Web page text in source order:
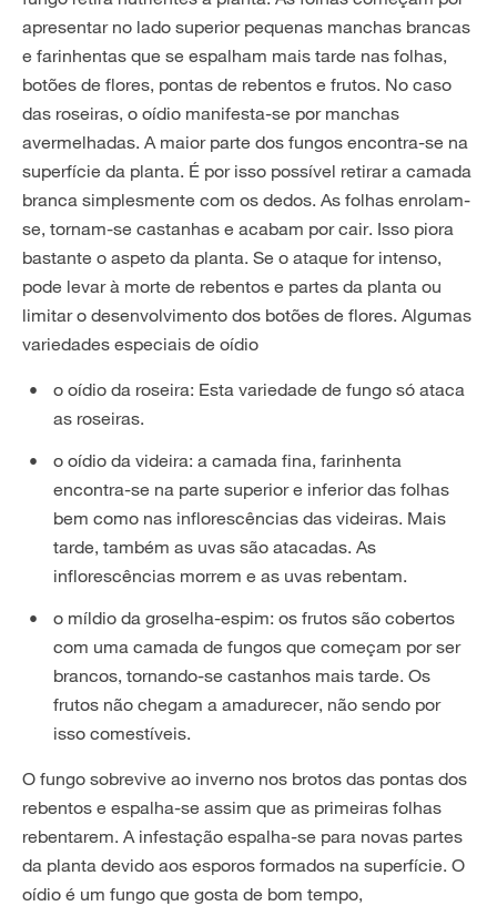
apresentar no lado superior pequenas manchas brancas
e farinhentas que se espalham mais tarde nas folhas,
botões de flores, pontas de rebentos e frutos. No caso
das roseiras, o oídio manifesta-se por manchas
avermelhadas. A maior parte dos fungos encontra-se na
superfície da planta. É por isso possível retirar a camada
branca simplesmente com os dedos. As folhas enrolam-
se, tornam-se castanhas e acabam por cair. Isso piora
bastante o aspeto da planta. Se o ataque for intenso,
pode levar à morte de rebentos e partes da planta ou
limitar o desenvolvimento dos botões de flores. Algumas
variedades especiais de oídio
o oídio da roseira: Esta variedade de fungo só ataca
as roseiras.
o oídio da videira: a camada fina, farinhenta
encontra-se na parte superior e inferior das folhas
bem como nas inflorescências das videiras. Mais
tarde, também as uvas são atacadas. As
inflorescências morrem e as uvas rebentam.
o míldio da groselha-espim: os frutos são cobertos
com uma camada de fungos que começam por ser
brancos, tornando-se castanhos mais tarde. Os
frutos não chegam a amadurecer, não sendo por
isso comestíveis.
O fungo sobrevive ao inverno nos brotos das pontas dos
rebentos e espalha-se assim que as primeiras folhas
rebentarem. A infestação espalha-se para novas partes
da planta devido aos esporos formados na superfície. O
oídio é um fungo que gosta de bom tempo,